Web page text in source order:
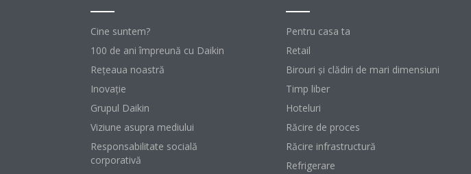
Cine suntem?
100 de ani împreună cu Daikin
Reţeaua noastră
Inovaţie
Grupul Daikin
Viziune asupra mediului
Responsabilitate socială
corporativă
Pentru casa ta
Retail
Birouri şi clădiri de mari dimensiuni
Timp liber
Hoteluri
Răcire de proces
Răcire infrastructură
Refrigerare